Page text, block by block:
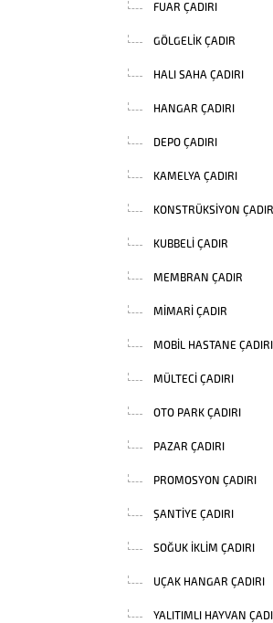
FUAR ÇADIRI
GÖLGELIK ÇADIR
HALI SAHA ÇADIRI
HANGAR ÇADIRI
DEPO ÇADIRI
KAMELYA ÇADIRI
KONSTRÜKSIYON ÇADIR
KUBBELI ÇADIR
MEMBRAN ÇADIR
MIMARI ÇADIR
MOBIL HASTANE ÇADIRI
MÜLTECI ÇADIRI
OTO PARK ÇADIRI
PAZAR ÇADIRI
PROMOSYON ÇADIRI
ŞANTIYE ÇADIRI
SOĞUK İKLIM ÇADIRI
UÇAK HANGAR ÇADIRI
YALITIMLI HAYVAN